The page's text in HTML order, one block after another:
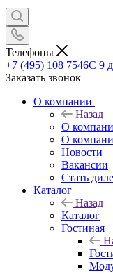
Телефоны
+7 (495) 108 7546С 9
Заказать звонок
О компании
Назад
О
О
Новости
Вакансии
Стать
Каталог
Назад
Каталог
Гостиная